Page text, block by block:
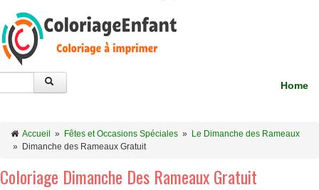
Home
Accueil » Fêtes et Occasions Spéciales »
Le Dimanche des Rameaux
»
Dimanche des Rameaux Gratuit
Coloriage Dimanche Des Rameaux Gratuit